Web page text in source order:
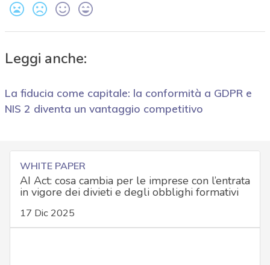
Leggi anche:
La fiducia come capitale: la conformità a GDPR e
NIS 2 diventa un vantaggio competitivo
WHITE PAPER
AI Act: cosa cambia per le imprese con l’entrata
in vigore dei divieti e degli obblighi formativi
17 Dic 2025